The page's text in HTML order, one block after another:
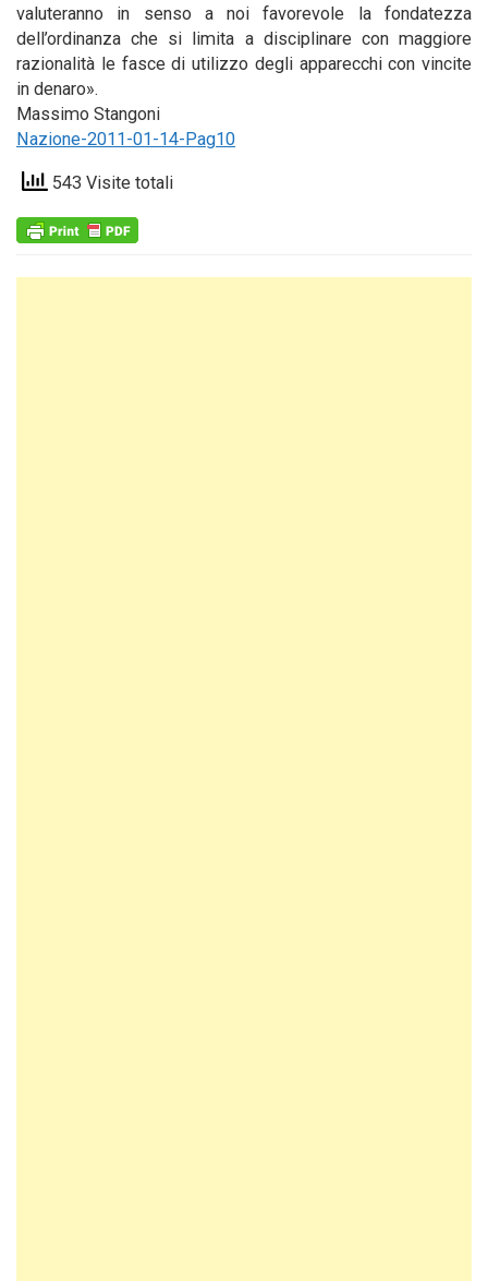
valuteranno in senso a noi favorevole la fondatezza
dell’ordinanza che si limita a disciplinare con maggiore
razionalità le fasce di utilizzo degli apparecchi con vincite
in denaro».
Massimo Stangoni
Nazione-2011-01-14-Pag10
543 Visite totali